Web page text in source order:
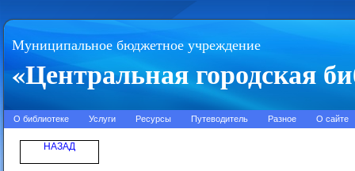
Муниципальное бюджетное учреждение
«Центральная городская
О библиотеке Услуги Ресурсы Путеводитель Разное О сайте
НАЗАД